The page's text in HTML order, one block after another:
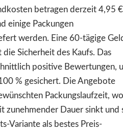
betragen derzeit 4,95 €
einige Packungen
werden. Eine 60-tägige
Sicherheit des Kaufs. Das
positive Bewertungen,
% gesichert. Die Angebote
Packungslaufzeit,
zunehmender Dauer sinkt und
Variante als bestes Preis-